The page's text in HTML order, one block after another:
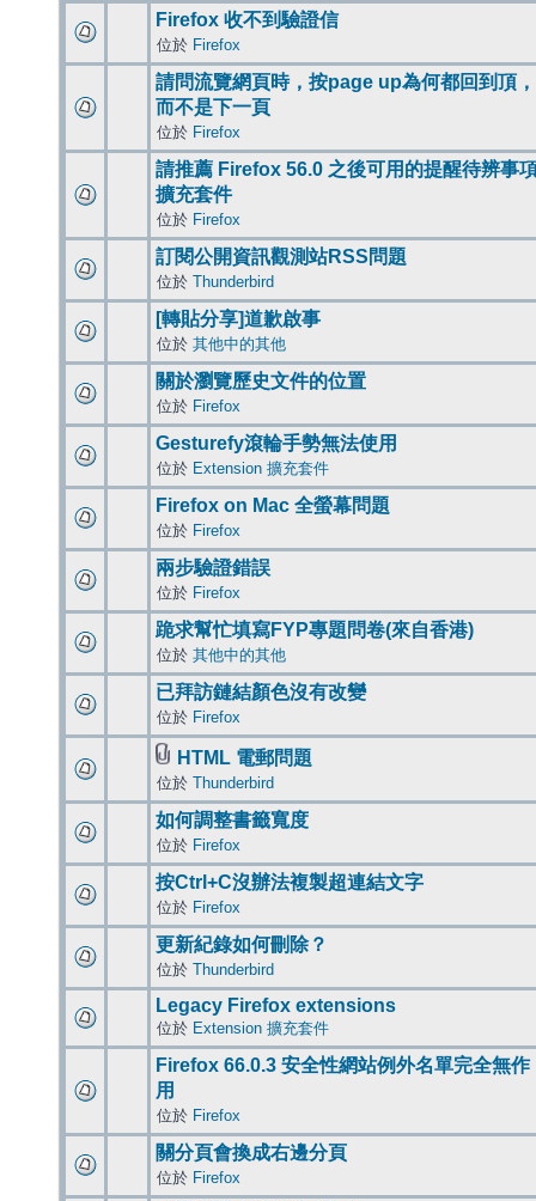
Firefox 收不到驗證信
位於 Firefox
請問流覽網頁時，按page up為何都回到頂，
而不是下一頁
位於 Firefox
請推薦 Firefox 56.0 之後可用的提醒待辨事
擴充套件
位於 Firefox
訂閱公開資訊觀測站RSS問題
位於 Thunderbird
[轉貼分享]道歉啟事
位於 其他中的其他
關於瀏覽歷史文件的位置
位於 Firefox
Gesturefy滾輪手勢無法使用
位於 Extension 擴充套件
Firefox on Mac 全螢幕問題
位於 Firefox
兩步驗證錯誤
位於 Firefox
跪求幫忙填寫FYP專題問卷(來自香港)
位於 其他中的其他
已拜訪鏈結顏色沒有改變
位於 Firefox
HTML 電郵問題
位於 Thunderbird
如何調整書籤寬度
位於 Firefox
按Ctrl+C沒辦法複製超連結文字
位於 Firefox
更新紀錄如何刪除？
位於 Thunderbird
Legacy Firefox extensions
位於 Extension 擴充套件
Firefox 66.0.3 安全性網站例外名單完全無作
用
位於 Firefox
關分頁會換成右邊分頁
位於 Firefox